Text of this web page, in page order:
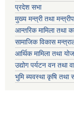
प्रदेश सभा
मुख्य मन्त्री तथा
आन्तरिक मामिला तथा
सामाजिक विकास
आर्थिक मामिला तथा
उद्योग पर्यटन वन तथा
भुमि ब्यवस्था कृषि तथा